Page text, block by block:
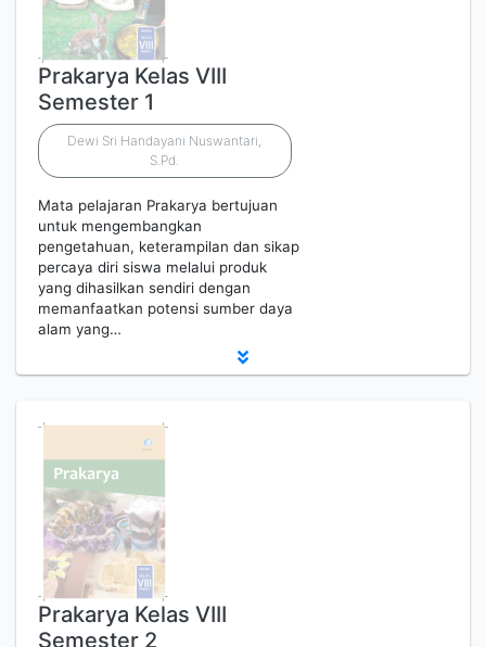
Prakarya Kelas VIII
Semester 1
Dewi Sri Handayani Nuswantari,
S.Pd.
Mata pelajaran Prakarya bertujuan
untuk mengembangkan
pengetahuan, keterampilan dan sikap
percaya diri siswa melalui produk
yang dihasilkan sendiri dengan
memanfaatkan potensi sumber daya
alam yang…
Prakarya Kelas VIII
Semester 2